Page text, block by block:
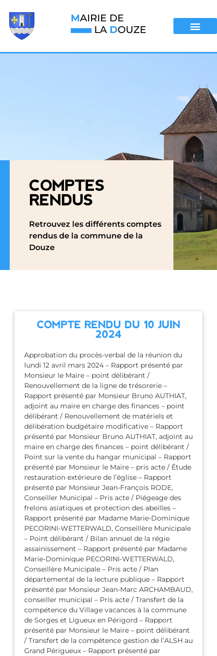
COMPTES
RENDUS
Retrouvez les différents comptes
rendus de la commune de la
Douze
COMPTE RENDU DU 10 JUIN
2024
Approbation du procès-verbal de la réunion du
lundi 12 avril mars 2024 – Rapport présenté par
Monsieur le Maire – point délibérant /
Renouvellement de la ligne de trésorerie –
Rapport présenté par Monsieur Bruno AUTHIAT,
adjoint au maire en charge des finances – point
délibérant / Renouvellement de matériels et
délibération budgétaire modificative – Rapport
présenté par Monsieur Bruno AUTHIAT, adjoint au
maire en charge des finances – point délibérant /
Point sur la vente du hangar municipal – Rapport
présenté par Monsieur le Maire – pris acte / Étude
restauration extérieure de l’église – Rapport
présenté par Monsieur Jean-François RODE,
Conseiller Municipal – Pris acte / Piégeage des
frelons asiatiques et protection des abeilles –
Rapport présenté par Madame Marie-Dominique
PECORINI-WETTERWALD, Conseillère Municipale
– Point délibérant / Bilan annuel de la régie
assainissement – Rapport présenté par Madame
Marie-Dominique PECORINI-WETTERWALD,
Conseillère Municipale – Pris acte / Plan
départemental de la lecture publique – Rapport
présenté par Monsieur Jean-Marc ARCHAMBAUD,
conseiller municipal – Pris acte / Transfert de la
compétence du Village vacances à la commune
de Sorges et Ligueux en Périgord – Rapport
présenté par Monsieur le Maire – point délibérant
/ Transfert de la compétence gestion de l’ALSH au
Grand Périgueux – Rapport présenté par